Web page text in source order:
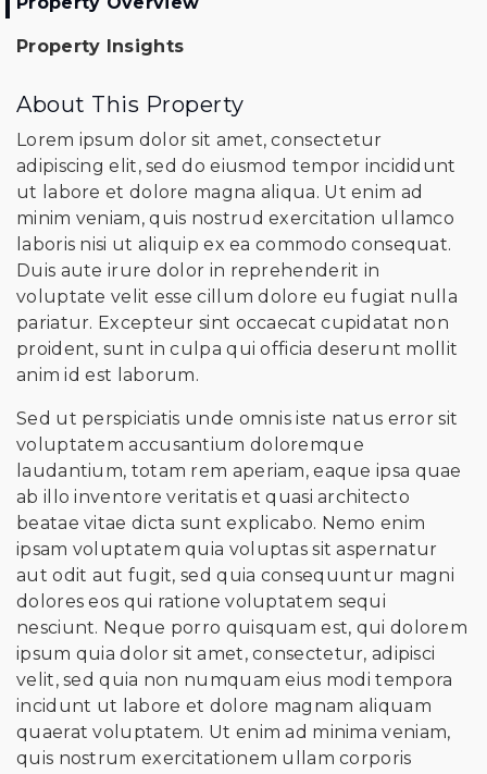
Property Insights
About This Property
Lorem ipsum dolor sit amet, consectetur
adipiscing elit, sed do eiusmod tempor incididunt
ut labore et dolore magna aliqua. Ut enim ad
minim veniam, quis nostrud exercitation ullamco
laboris nisi ut aliquip ex ea commodo consequat.
Duis aute irure dolor in reprehenderit in
voluptate velit esse cillum dolore eu fugiat nulla
pariatur. Excepteur sint occaecat cupidatat non
proident, sunt in culpa qui officia deserunt mollit
anim id est laborum.
Sed ut perspiciatis unde omnis iste natus error sit
voluptatem accusantium doloremque
laudantium, totam rem aperiam, eaque ipsa quae
ab illo inventore veritatis et quasi architecto
beatae vitae dicta sunt explicabo. Nemo enim
ipsam voluptatem quia voluptas sit aspernatur
aut odit aut fugit, sed quia consequuntur magni
dolores eos qui ratione voluptatem sequi
nesciunt. Neque porro quisquam est, qui dolorem
ipsum quia dolor sit amet, consectetur, adipisci
velit, sed quia non numquam eius modi tempora
incidunt ut labore et dolore magnam aliquam
quaerat voluptatem. Ut enim ad minima veniam,
quis nostrum exercitationem ullam corporis